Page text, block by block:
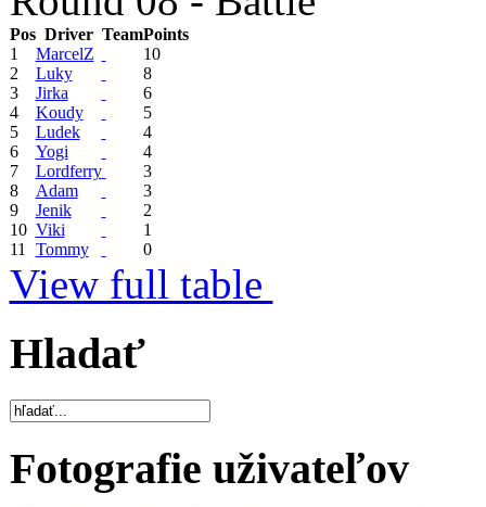
Pos Driver TeamPoints
1
MarcelZ
10
2
Luky
8
3
Jirka
6
4
Koudy
5
5
Ludek
4
6
Yogi
4
7
Lordferry
3
8
Adam
3
9
Jenik
2
10 Viki
1
11
Tommy 0
View full table
Hladať
Fotografie uživateľov